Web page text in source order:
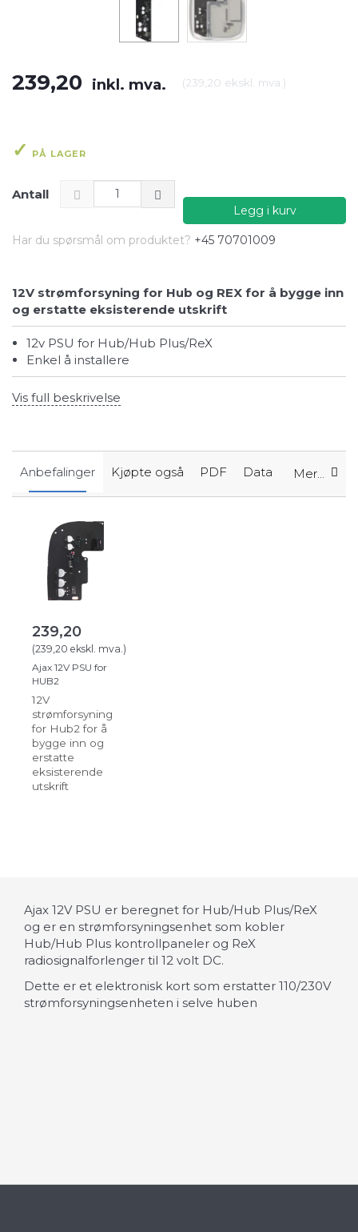
239,20 inkl. mva. (239,20 ekskl. mva. )
PÅ LAGER
Antall
Legg i kurv
Har du spørsmål om produktet? +45 70701009
12V strømforsyning for Hub og REX for å bygge inn
og erstatte eksisterende utskrift
12v PSU for Hub/Hub Plus/ReX
Enkel å installere
Vis full beskrivelse
Mer...
Anbefalinger Kjøpte også PDF Data
239,20
(239,20 ekskl. mva. )
Ajax 12V PSU for
HUB2
12V
strømforsyning
for Hub2 for å
bygge inn og
erstatte
eksisterende
utskrift
Ajax 12V PSU er beregnet for Hub/Hub Plus/ReX
og er en strømforsyningsenhet som kobler
Hub/Hub Plus kontrollpaneler og ReX
radiosignalforlenger til 12 volt DC.
Dette er et elektronisk kort som erstatter 110/230V
strømforsyningsenheten i selve huben